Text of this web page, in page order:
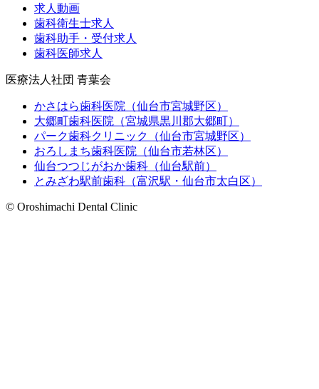
求人動画
歯科衛生士求人
歯科助手・受付求人
歯科医師求人
医療法人社団 青葉会
かさはら歯科医院（仙台市宮城野区）
大郷町歯科医院（宮城県黒川郡大郷町）
パーク歯科クリニック（仙台市宮城野区）
おろしまち歯科医院（仙台市若林区）
仙台つつじがおか歯科（仙台駅前）
とみざわ駅前歯科（富沢駅・仙台市太白区）
© Oroshimachi Dental Clinic